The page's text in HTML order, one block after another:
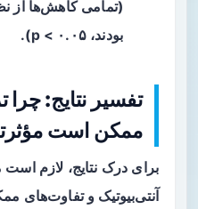
(تمامی کاهش‌ها از
بودند، p < ۰.۰۵).
ممکن است
برای درک نتایج، لازم
آنتی‌بیوتیک و تفاوت‌های